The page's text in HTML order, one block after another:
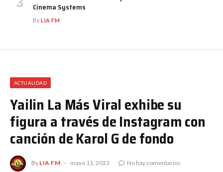
Cinema Systems
ByLIA FM
ACTUALIDAD
Yailin La Más Viral exhibe su
figura a través de Instagram con
canción de Karol G de fondo
By LIA FM mayo 11, 2023
No hay comentarios